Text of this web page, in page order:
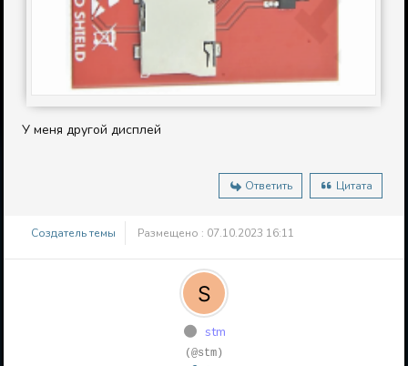
У меня другой дисплей
Ответить Цитата
Создатель темы Размещено : 07.10.2023 16:11
stm
(@stm)